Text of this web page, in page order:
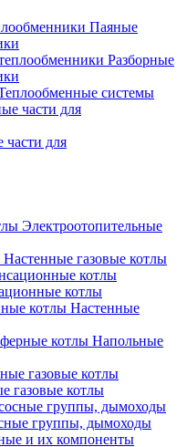
Паяные
Разборные
системы
для
Электроотопительные
Настенные газовые котлы
котлы
Настенные
Напольные
газовые котлы
группы, дымоходы